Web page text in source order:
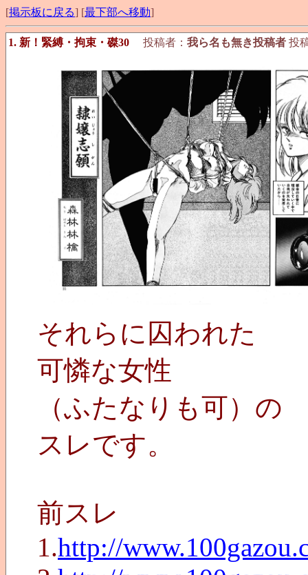
[掲示板に戻る] [最下部へ移動]
1. 新！緊縛・拘束・磔30 投稿者： 我ら名も無き投稿者 投
それらに囚われた
可憐な女性
（ふたなりも可）の
スレです。
前スレ
1.http://